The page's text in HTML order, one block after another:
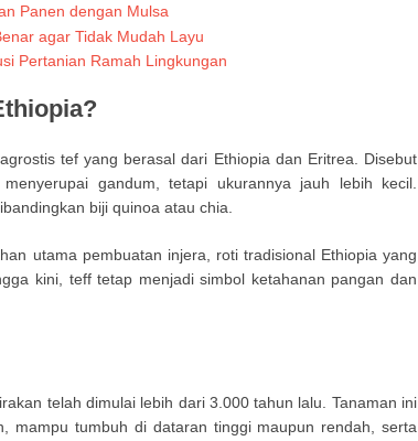
Panen dengan Mulsa
agar Tidak Mudah Layu
Pertanian Ramah Lingkungan
tef yang berasal dari Ethiopia dan Eritrea. Disebut
gandum, tetapi ukurannya jauh lebih kecil.
biji quinoa atau chia.
utama pembuatan injera, roti tradisional Ethiopia yang
kini, teff tetap menjadi simbol ketahanan pangan dan
telah dimulai lebih dari 3.000 tahun lalu. Tanaman ini
mampu tumbuh di dataran tinggi maupun rendah, serta